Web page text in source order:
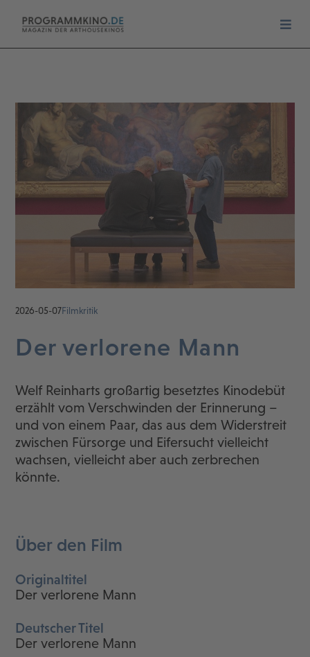
2026-05-07Filmkritik
Der verlorene Mann
Welf Reinharts großartig besetztes Kinodebüt
erzählt vom Verschwinden der Erinnerung –
und von einem Paar, das aus dem Widerstreit
zwischen Fürsorge und Eifersucht vielleicht
wachsen, vielleicht aber auch zerbrechen
könnte.
Über den Film
Originaltitel
Der verlorene Mann
Deutscher Titel
Der verlorene Mann